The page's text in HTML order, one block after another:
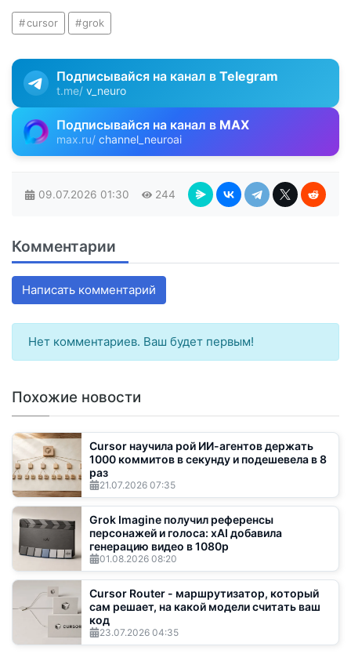
cursor grok
Подписывайся на канал в Telegram
t.me/ v_neuro
Подписывайся на канал в MAX
max.ru/ channel_neuroai
09.07.2026 01:30 244
Комментарии
Написать комментарий
Нет комментариев. Ваш будет первым!
Похожие новости
Cursor научила рой ИИ-агентов держать
1000 коммитов в секунду и подешевела в 8
раз
21.07.2026 07:35
Grok Imagine получил референсы
персонажей и голоса: xAI добавила
генерацию видео в 1080p
01.08.2026 08:20
Cursor Router - маршрутизатор, который
сам решает, на какой модели считать ваш
код
23.07.2026 04:35